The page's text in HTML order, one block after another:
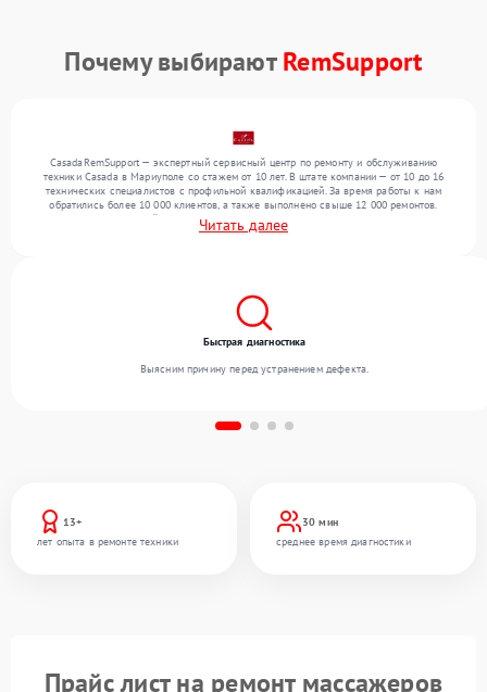
Почему выбираютRemSupport
CasadaRemSupport — экспертный сервисный центр по ремонту и обслуживанию
техники Casada в Мариуполе со стажем от 10 лет. В штате компании — от 10 до 16
технических специалистов с профильной квалификацией. За время работы к нам
обратились более 10 000 клиентов, а также выполнено свыше 12 000 ремонтов.
Ежемесячно в сервисный центр поступает свыше 300 единиц техники, включая , , . Мы
выполняем ремонт различного уровня сложности и гарантируем высокое качество
Читать далее
13+
лет опыта в ремонте техники
30 мин
среднее время диагностики
Быстрая диагностика
Выясним причину перед устранением дефекта.
Прайс лист на ремонт массажеров